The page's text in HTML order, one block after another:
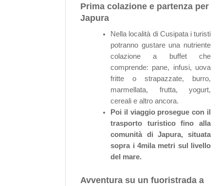
Prima colazione e partenza per
Japura
Nella località di Cusipata i turisti
potranno gustare una nutriente
colazione a buffet che
comprende: pane, infusi, uova
fritte o strapazzate, burro,
marmellata, frutta, yogurt,
cereali e altro ancora.
Poi il viaggio prosegue con il
trasporto turistico fino alla
comunità di Japura, situata
sopra i 4mila metri sul livello
del mare.
Avventura su un fuoristrada a